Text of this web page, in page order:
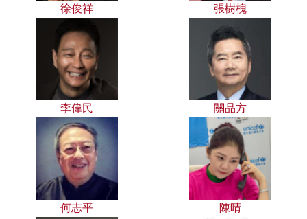
徐俊祥 張樹槐
李偉民 關品方
何志平 陳晴